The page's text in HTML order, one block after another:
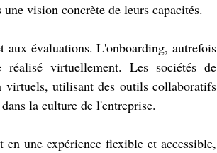
vision concrète de leurs capacités.
aux évaluations. L'onboarding, autrefois
réalisé virtuellement. Les sociétés de
virtuels, utilisant des outils collaboratifs
la culture de l'entreprise.
une expérience flexible et accessible,